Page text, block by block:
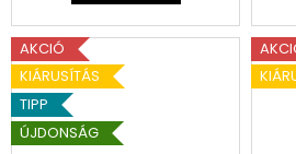
AKCIÓ
KIÁRUSÍTÁS
TIPP
ÚJDONSÁG